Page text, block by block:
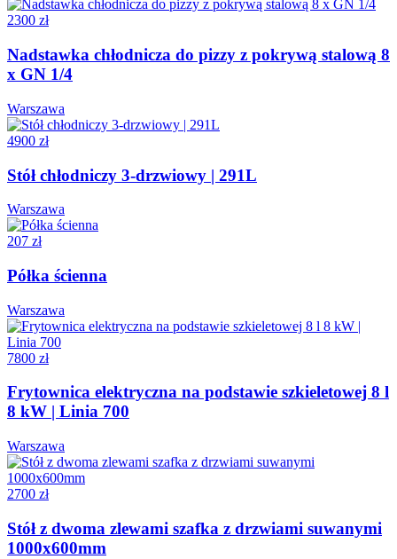
2300 zł
Nadstawka chłodnicza do pizzy z pokrywą stalową 8
x GN 1/4
Warszawa
4900 zł
Stół chłodniczy 3-drzwiowy | 291L
Warszawa
207 zł
Półka ścienna
Warszawa
7800 zł
Frytownica elektryczna na podstawie szkieletowej 8 l
8 kW | Linia 700
Warszawa
2700 zł
Stół z dwoma zlewami szafka z drzwiami suwanymi
1000x600mm